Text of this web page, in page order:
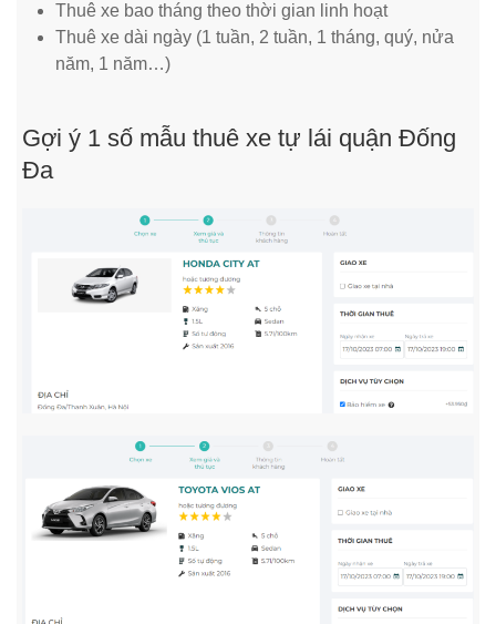
Thuê xe bao tháng theo thời gian linh hoạt
Thuê xe dài ngày (1 tuần, 2 tuần, 1 tháng, quý, nửa
năm, 1 năm…)
Gợi ý 1 số mẫu thuê xe tự lái quận Đống
Đa